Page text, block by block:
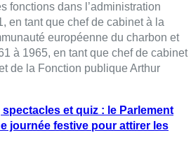
fonctions dans l’administration
en tant que chef de cabinet à la
européenne du charbon et
à 1965, en tant que chef de cabinet
de la Fonction publique Arthur
et quiz : le Parlement
journée festive pour attirer les